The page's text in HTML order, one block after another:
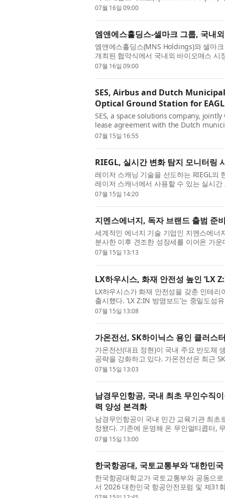
탈리아 내 3개의 생산시설과 130명 이상
07월 16일 09:00
엠앤에스홀딩스-셀마크 그룹, 국내
엠앤에스홀딩스(MNS Holdings)와 셀마
개최된 협약식에서 국내외 바이오매스
한 우드칩 및 바이오매스 연료 공급·구매
07월 16일 09:00
SES, Airbus and Dutch
Optical Ground Station for
SES, a space solutions company,
lease agreement with the Dutch
Campus, next to the European Space
07월 15일 16:55
RIEGL, 실시간 변화 탐지 모니터링
레이저 스캐닝 기술을 선도하는 RIEGL의
레이저 스캐너에서 사용할 수 있는 실시
용자가 설정한 주기(최소 1분 단위)로 자
07월 15일 14:20
지멘스에너지, 독자 브랜드 출범 준
세계적인 에너지 기술 기업인 지멘스에너
분사한 이후 견조한 성장세를 이어온 가
다. 이번 결정은 지멘스에너지의 브랜드
07월 15일 13:13
LX하우시스, 화재 안전성 높인 ‘LX
LX하우시스가 화재 안전성을 갖춘 인테리
출시했다. ‘LX Z:IN 방염보드’는 중밀도
마감재이다. LX하우시스는 난연제를 원
07월 15일 13:08
가온전선, SK하이닉스 용인 클러스
가온전선(대표 정현)이 국내 주요 반도체
공략을 강화하고 있다. 가온전선은 최근
의 배전 케이블을 공급했다고 15일 밝혔
07월 15일 13:03
남경무인항공, 국내 최초 무인수직
력 양성 본격화
남경무인항공이 국내 민간 교육기관 최초
정됐다. 기존에 운영해 온 무인멀티콥터,
직이착륙기 과정이 새롭게 추가되면서 국
07월 15일 13:00
한국항공대, 국토교통부와 ‘대한민
한국항공대학교가 국토교통부와 공동으
서 ‘2026 대한민국 항공안전포럼 및 제
Forum & Seminar)’를 진행한다. ‘사람과